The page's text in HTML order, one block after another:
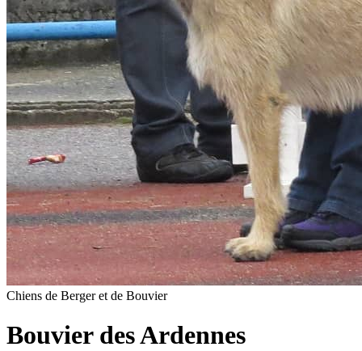
Chiens de Berger et de Bouvier
Bouvier des Ardennes